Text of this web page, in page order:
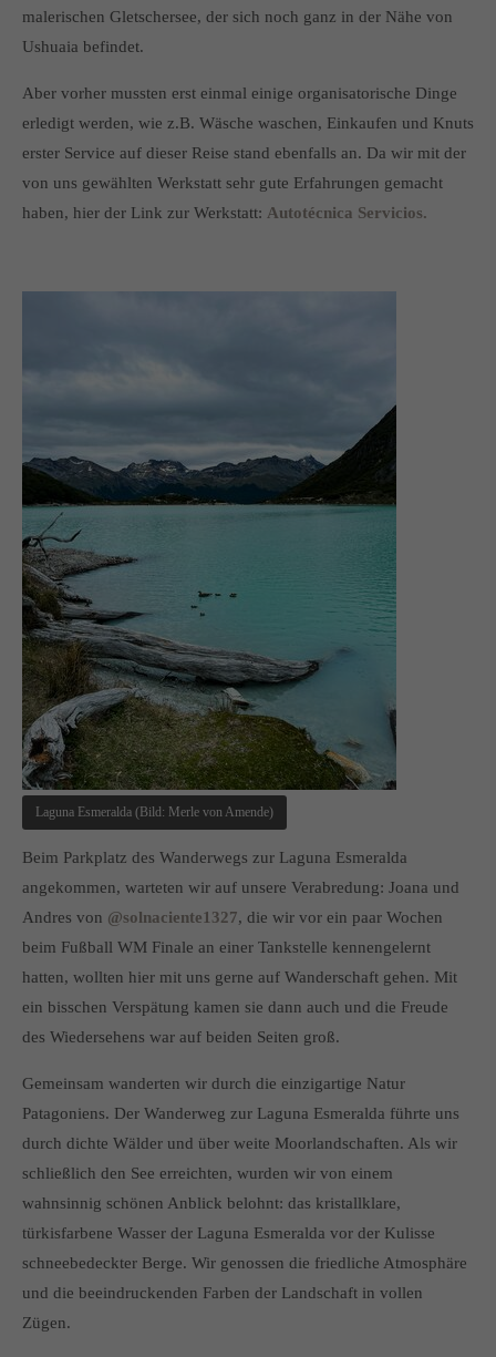
malerischen Gletschersee, der sich noch ganz in der Nähe von
Ushuaia befindet.
Aber vorher mussten erst einmal einige organisatorische Dinge
erledigt werden, wie z.B. Wäsche waschen, Einkaufen und Knuts
erster Service auf dieser Reise stand ebenfalls an. Da wir mit der
von uns gewählten Werkstatt sehr gute Erfahrungen gemacht
haben, hier der Link zur Werkstatt: Autotécnica Servicios.
Laguna Esmeralda (Bild: Merle von Amende)
Beim Parkplatz des Wanderwegs zur Laguna Esmeralda
angekommen, warteten wir auf unsere Verabredung: Joana und
Andres von @solnaciente1327, die wir vor ein paar Wochen
beim Fußball WM Finale an einer Tankstelle kennengelernt
hatten, wollten hier mit uns gerne auf Wanderschaft gehen. Mit
ein bisschen Verspätung kamen sie dann auch und die Freude
des Wiedersehens war auf beiden Seiten groß.
Gemeinsam wanderten wir durch die einzigartige Natur
Patagoniens. Der Wanderweg zur Laguna Esmeralda führte uns
durch dichte Wälder und über weite Moorlandschaften. Als wir
schließlich den See erreichten, wurden wir von einem
wahnsinnig schönen Anblick belohnt: das kristallklare,
türkisfarbene Wasser der Laguna Esmeralda vor der Kulisse
schneebedeckter Berge. Wir genossen die friedliche Atmosphäre
und die beeindruckenden Farben der Landschaft in vollen
Zügen.